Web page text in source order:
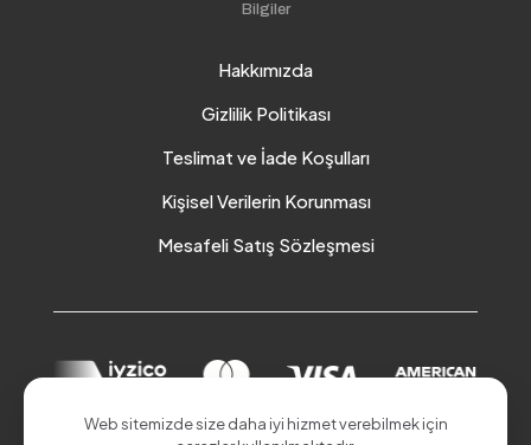
Bilgiler
Hakkımızda
Gizlilik Politikası
Teslimat ve İade Koşulları
Kişisel Verilerin Korunması
Mesafeli Satış Sözleşmesi
Web sitemizde size daha iyi hizmet verebilmek için